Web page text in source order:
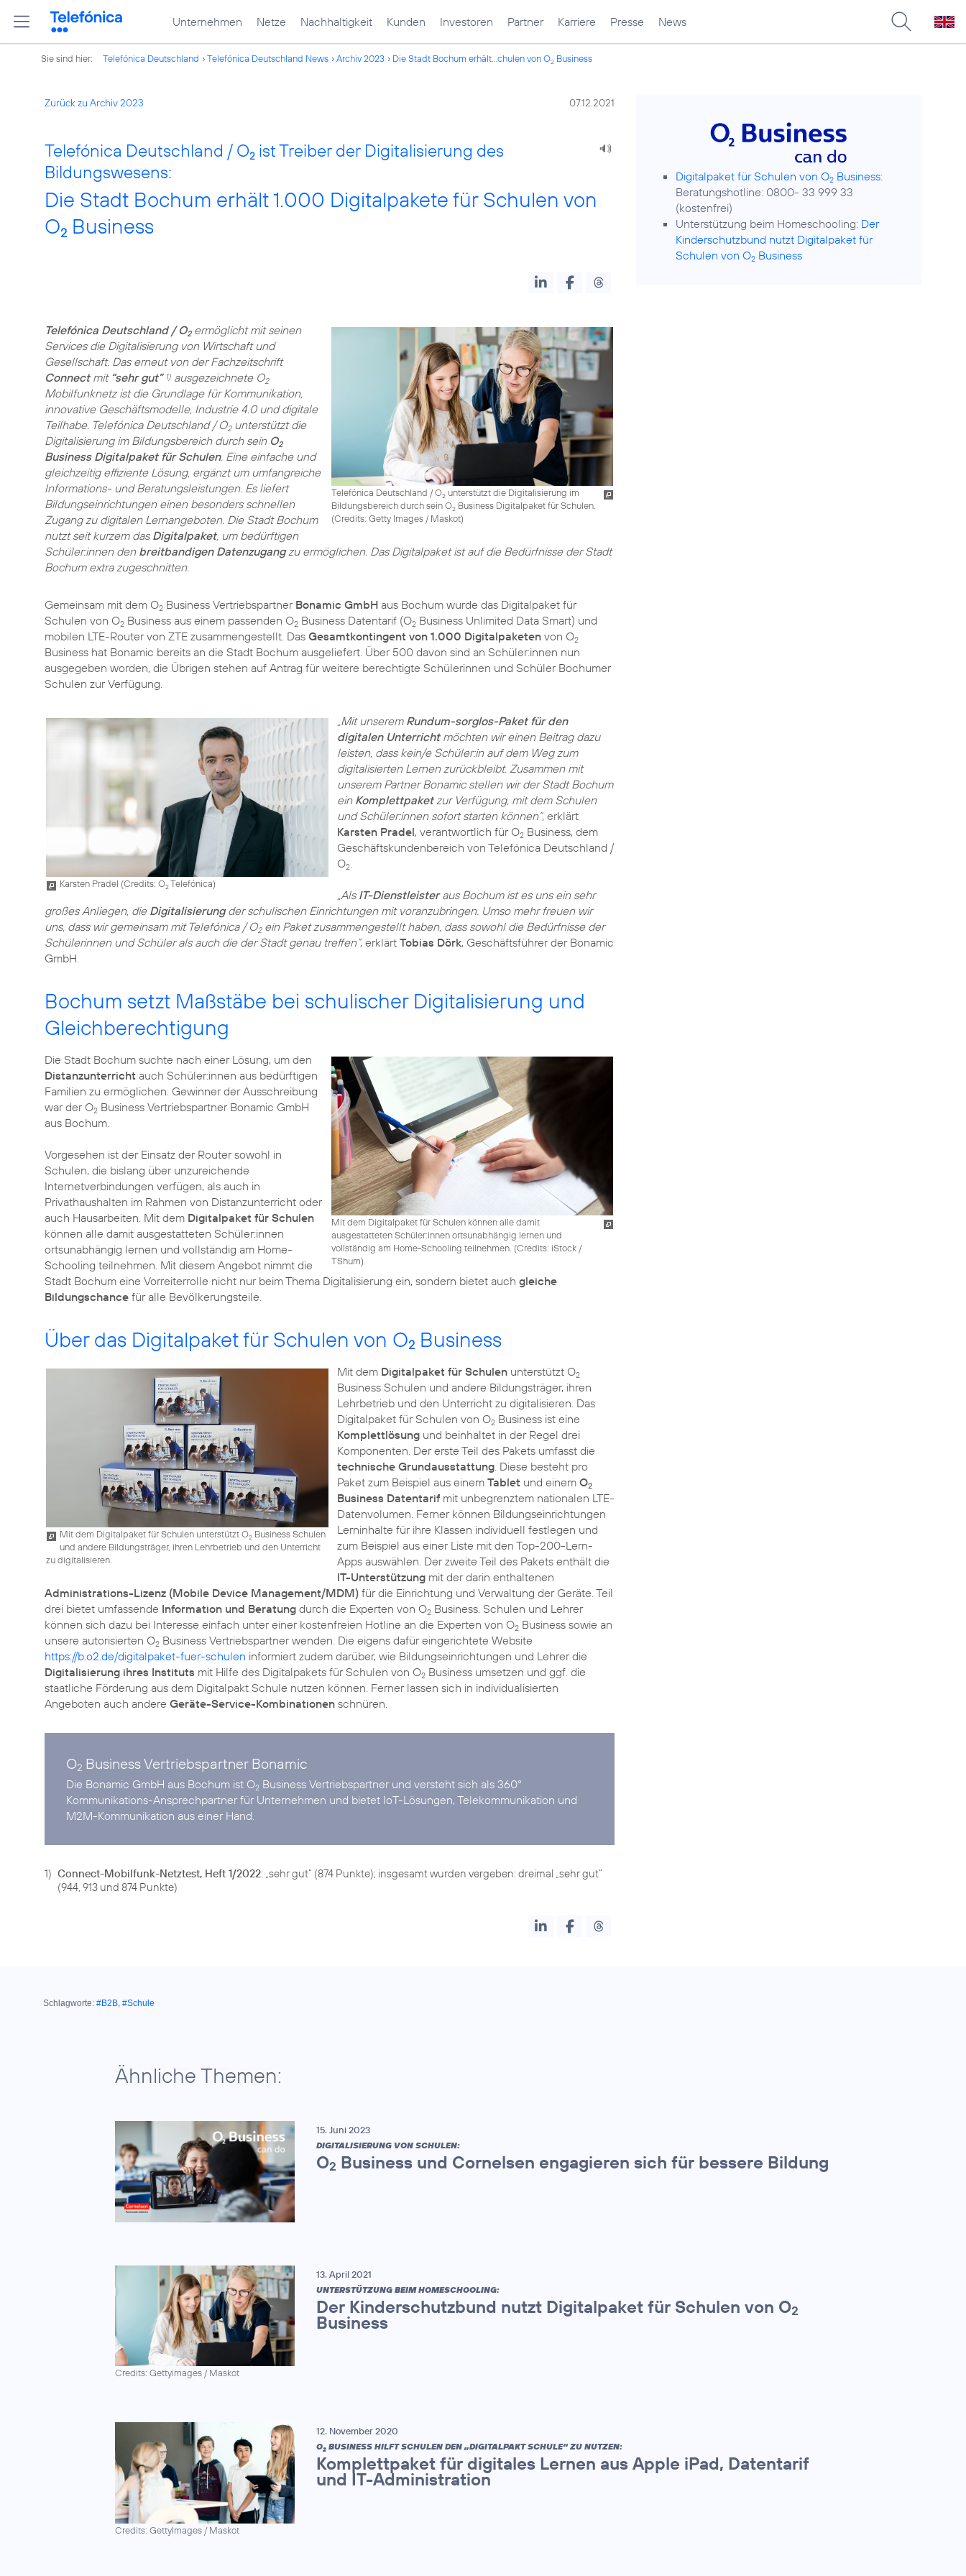
Unternehmen Netze Nachhaltigkeit Kunden Investoren Partner Karriere Presse News
Sie sind hier: Telefónica Deutschland Telefónica Deutschland News Archiv 2023 Die Stadt Bochum erhält...chulen von O2 Business
Zurück zu Archiv 2023 07.12.2021
Telefónica Deutschland / O2 ist Treiber der Digitalisierung des
Bildungswesens:
Die Stadt Bochum erhält 1.000 Digitalpakete für Schulen von
O2 Business
Telefónica Deutschland / O2unterstützt die Digitalisierung im
Bildungsbereich durch sein O2Business Digitalpaket für Schulen.
(Credits: Getty Images / Maskot)
Telefónica Deutschland / O2ermöglicht mit seinen
Services die Digitalisierung von Wirtschaft und
Gesellschaft. Das erneut von der Fachzeitschrift
Connectmit “sehr gut” 1) ausgezeichnete O2
Mobilfunknetz ist die Grundlage für Kommunikation,
innovative Geschäftsmodelle, Industrie 4.0 und digitale
Teilhabe. Telefónica Deutschland / O2unterstützt die
Digitalisierung im Bildungsbereich durch sein O2
Business Digitalpaket für Schulen. Eine einfache und
gleichzeitig effiziente Lösung, ergänzt um umfangreiche
Informations- und Beratungsleistungen. Es liefert
Bildungseinrichtungen einen besonders schnellen
Zugang zu digitalen Lernangeboten. Die Stadt Bochum
nutzt seit kurzem das Digitalpaket, um bedürftigen
Schüler:innen den breitbandigen Datenzugangzu ermöglichen. Das Digitalpaket ist auf die Bedürfnisse der Stadt
Bochum extra zugeschnitten.
Gemeinsam mit dem O2 Business Vertriebspartner Bonamic GmbH aus Bochum wurde das Digitalpaket für
Schulen von O2 Business aus einem passenden O2 Business Datentarif (O2 Business Unlimited Data Smart) und
mobilen LTE-Router von ZTE zusammengestellt. Das Gesamtkontingent von 1.000 Digitalpaketen von O2
Business hat Bonamic bereits an die Stadt Bochum ausgeliefert. Über 500 davon sind an Schüler:innen nun
ausgegeben worden, die Übrigen stehen auf Antrag für weitere berechtigte Schülerinnen und Schüler Bochumer
Schulen zur Verfügung.
Karsten Pradel (Credits: O2Telefónica)
„Mit unserem Rundum-sorglos-Paket für den
digitalen Unterrichtmöchten wir einen Beitrag dazu
leisten, dass kein/e Schüler:in auf dem Weg zum
digitalisierten Lernen zurückbleibt. Zusammen mit
unserem Partner Bonamic stellen wir der Stadt Bochum
ein Komplettpaketzur Verfügung, mit dem Schulen
und Schüler:innen sofort starten können“, erklärt
Karsten Pradel, verantwortlich für O2Business, dem
Geschäftskundenbereich von Telefónica Deutschland /
O2.
„Als IT-Dienstleisteraus Bochum ist es uns ein sehr
großes Anliegen, die Digitalisierungder schulischen Einrichtungen mit voranzubringen. Umso mehr freuen wir
uns, dass wir gemeinsam mit Telefónica / O2ein Paket zusammengestellt haben, dass sowohl die Bedürfnisse der
Schülerinnen und Schüler als auch die der Stadt genau treffen“, erklärt Tobias Dörk, Geschäftsführer der Bonamic
GmbH.
Bochum setzt Maßstäbe bei schulischer Digitalisierung und
Gleichberechtigung
Mit dem Digitalpaket für Schulen können alle damit
ausgestatteten Schüler:innen ortsunabhängig lernen und
vollständig am Home-Schooling teilnehmen. (Credits: iStock /
TShum)
Die Stadt Bochum suchte nach einer Lösung, um den
Distanzunterricht auch Schüler:innen aus bedürftigen
Familien zu ermöglichen. Gewinner der Ausschreibung
war der O2 Business Vertriebspartner Bonamic GmbH
aus Bochum.
Vorgesehen ist der Einsatz der Router sowohl in
Schulen, die bislang über unzureichende
Internetverbindungen verfügen, als auch in
Privathaushalten im Rahmen von Distanzunterricht oder
auch Hausarbeiten. Mit dem Digitalpaket für Schulen
können alle damit ausgestatteten Schüler:innen
ortsunabhängig lernen und vollständig am Home-
Schooling teilnehmen. Mit diesem Angebot nimmt die
Stadt Bochum eine Vorreiterrolle nicht nur beim Thema Digitalisierung ein, sondern bietet auch gleiche
Bildungschance
Über das Digitalpaket für Schulen von O2 Business
Mit dem Digitalpaket für Schulen unterstützt O2 Business Schulen
und andere Bildungsträger, ihren Lehrbetrieb und den Unterricht
zu digitalisieren.
Mit demDigitalpaket für Schulenunterstützt O2
Business Schulen und andere Bildungsträger, ihren
Lehrbetrieb und den Unterricht zu digitalisieren. Das
Digitalpaket für Schulen von O2Business ist eine
Komplettlösungund beinhaltet in der Regel drei
Komponenten. Der erste Teil des Pakets umfasst die
technische Grundausstattung. Diese besteht pro
Paket zum Beispiel aus einem Tablet und einem O2
Business Datentarifmit unbegrenztem nationalen LTE-
Datenvolumen. Ferner können Bildungseinrichtungen
Lerninhalte für ihre Klassen individuell festlegen und
zum Beispiel aus einer Liste mit den Top-200-Lern-
Apps auswählen. Der zweite Teil des Pakets enthält die
IT-Unterstützungmit der darin enthaltenen
Administrations-Lizenz (Mobile Device Management/MDM) für die Einrichtung und Verwaltung der Geräte. Teil
drei bietet umfassende Information und Beratung durch die Experten von O2 Business. Schulen und Lehrer
können sich dazu bei Interesse einfach unter einer kostenfreien Hotline an die Experten von O2 Business sowie an
unsere autorisierten O2 Business Vertriebspartner wenden. Die eigens dafür eingerichtete Website
https://b.o2.de/digitalpaket-fuer-schulen informiert zudem darüber, wie Bildungseinrichtungen und Lehrer die
Digitalisierung ihres Instituts mit Hilfe des Digitalpakets für Schulen von O2 Business umsetzen und ggf. die
staatliche Förderung aus dem Digitalpakt Schule nutzen können. Ferner lassen sich in individualisierten
Angeboten auch andere Geräte-Service-Kombinationen schnüren.
O2 Business Vertriebspartner Bonamic
Die Bonamic GmbH aus Bochum ist O2 Business Vertriebspartner und versteht sich als 360°
Kommunikations-Ansprechpartner für Unternehmen und bietet IoT-Lösungen, Telekommunikation und
M2M-Kommunikation aus einer Hand.
1) Connect-Mobilfunk-Netztest, Heft 1/2022: „sehr gut“ (874 Punkte); insgesamt wurden vergeben: dreimal „sehr gut“
(944, 913 und 874 Punkte)
Digitalpaket für Schulen von O2 Business:
Beratungshotline: 0800- 33 999 33
(kostenfrei)
Unterstützung beim Homeschooling: Der
Kinderschutzbund nutzt Digitalpaket für
Schulen von O2 Business
Schlagworte: #B2B, #Schule
Ähnliche Themen:
15. Juni 2023
DIGITALISIERUNG VON SCHULEN:
O2 Business und Cornelsen engagieren sich für bessere Bildung
Credits: Gettyimages / Maskot
13. April 2021
UNTERSTÜTZUNG BEIM HOMESCHOOLING:
Der Kinderschutzbund nutzt Digitalpaket für Schulen von O2
Business
Credits: GettyImages / Maskot
12. November 2020
O2 BUSINESS HILFT SCHULEN DEN „DIGITALPAKT SCHULE“ ZU NUTZEN:
Komplettpaket für digitales Lernen aus Apple iPad, Datentarif
und IT-Administration